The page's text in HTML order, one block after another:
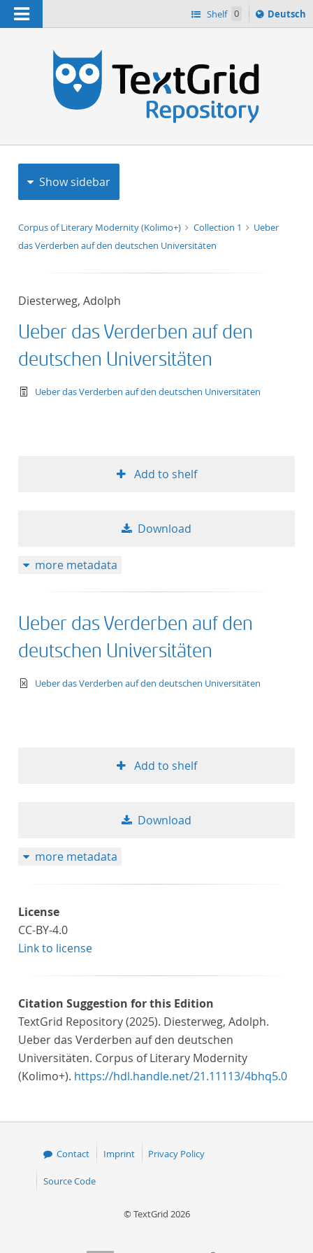
Navigation Shelf 0
Sprache
ï¿½ndern
Deutsch
Show sidebar
Corpus of Literary Modernity (Kolimo+) Collection 1
Ueber
das Verderben auf den deutschen Universitäten
Diesterweg, Adolph
Ueber das Verderben auf den
deutschen Universitäten
text/tg.work+xml
Ueber das Verderben auf den deutschen Universitäten
Add to shelf
Download
more metadata
Ueber das Verderben auf den
deutschen Universitäten
text/xml
Ueber das Verderben auf den deutschen Universitäten
Add to shelf
Download
more metadata
License
CC-BY-4.0
Link to license
Citation Suggestion for this Edition
TextGrid Repository (2025). Diesterweg, Adolph.
Ueber das Verderben auf den deutschen
Universitäten. Corpus of Literary Modernity
(Kolimo+). https://hdl.handle.net/21.11113/4bhq5.0
Contact Imprint Privacy Policy
Source Code
© TextGrid 2026